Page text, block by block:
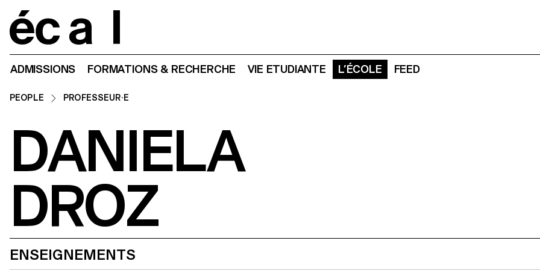
ADMISSIONS FORMATIONS & RECHERCHE VIE ETUDIANTE L’ÉCOLE FEED
PEOPLE PROFESSEUR·E
DANIELA
DROZ
ENSEIGNEMENTS